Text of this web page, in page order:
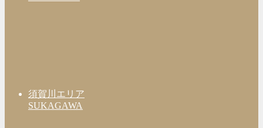
須賀川エリア
SUKAGAWA